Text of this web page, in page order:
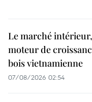
Le marché
moteur de
bois vietnamienne
07/08/2026 02:54